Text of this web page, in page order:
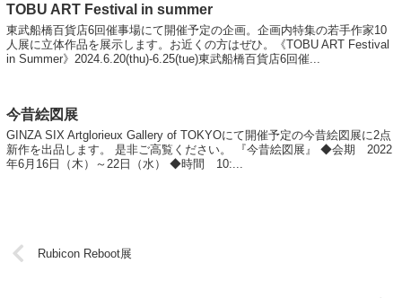
TOBU ART Festival in summer
東武船橋百貨店6回催事場にて開催予定の企画。企画内特集の若手作家10
人展に立体作品を展示します。お近くの方はぜひ。《TOBU ART Festival
in Summer》2024.6.20(thu)-6.25(tue)東武船橋百貨店6回催...
今昔絵図展
GINZA SIX Artglorieux Gallery of TOKYOにて開催予定の今昔絵図展に2点
新作を出品します。 是非ご高覧ください。 『今昔絵図展』 ◆会期 2022
年6月16日（木）～22日（水） ◆時間 10:...
Rubicon Reboot展